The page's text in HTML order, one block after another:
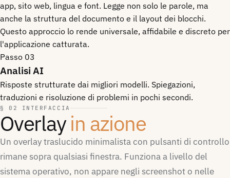
app, sito web, lingua e font. Legge non solo le parole, ma
anche la struttura del documento e il layout dei blocchi.
Questo approccio lo rende universale, affidabile e discreto per
l'applicazione catturata.
Passo 03
Analisi AI
Risposte strutturate dai migliori modelli. Spiegazioni,
traduzioni e risoluzione di problemi in pochi secondi.
§ 02 INTERFACCIA
Overlayin azione
Un overlay traslucido minimalista con pulsanti di controllo
rimane sopra qualsiasi finestra. Funziona a livello del
sistema operativo, non appare negli screenshot o nelle